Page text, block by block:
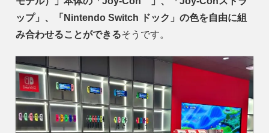
ップ」、「Nintendo Switch ドック」の色を自由に組
み合わせることができるそうです。